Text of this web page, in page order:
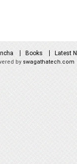
Books Latest
by swagathatech.com